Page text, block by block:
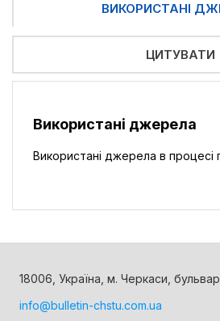
ВИКОРИСТАНІ
ЦИТУВАТИ
Використані джерела
Використані джерела в процесі
18006, Україна, м. Черкаси,
info@bulletin-chstu.com.ua